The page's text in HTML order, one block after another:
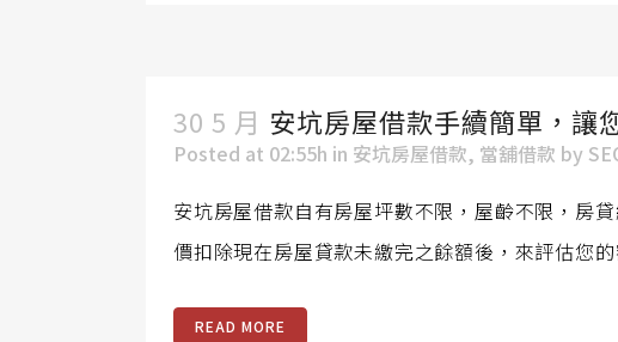
30 5 月 安坑房屋借款手續簡單，讓
Posted at 02:55h in 安坑房屋借款, 當舖借款 by
安坑房屋借款自有房屋坪數不限，屋齡不限，房
價扣除現在房屋貸款未繳完之餘額後，來評估您
READ MORE